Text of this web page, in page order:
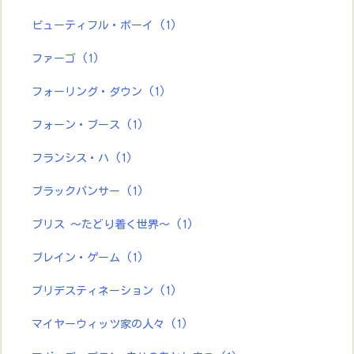
ビューティフル・ボーイ (1)
ファーゴ (1)
フォーリング・ダウン (1)
フォーン・ブース (1)
フランシス・ハ (1)
ブラックパンサー (1)
ブリス ～たどり着く世界～ (1)
ブレイン・ゲーム (1)
プリデスティネーション (1)
マイヤーウィッツ家の人々 (1)